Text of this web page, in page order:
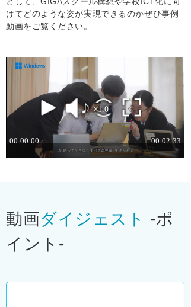
けてどのような姿が実現できるのかぜひ事例
動画をご覧ください。
動画ダイジェスト -ポ
イント-